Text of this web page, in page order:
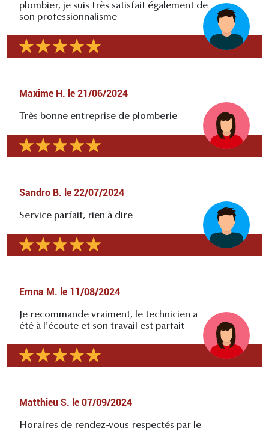
plombier, je suis très satisfait également de
son professionnalisme
Maxime H. le 21/06/2024
Très bonne entreprise de plomberie
Sandro B. le 22/07/2024
Service parfait, rien à dire
Emna M. le 11/08/2024
Je recommande vraiment, le technicien a
été à l'écoute et son travail est parfait
Matthieu S. le 07/09/2024
Horaires de rendez-vous respectés par le